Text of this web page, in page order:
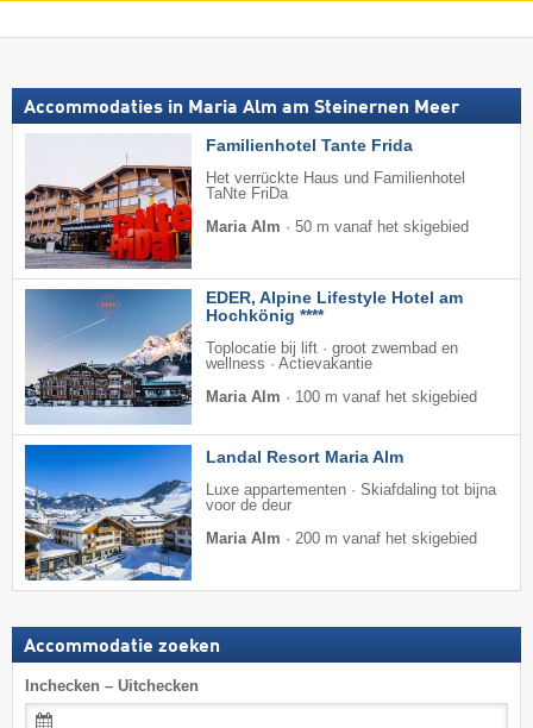
Accommodaties in Maria Alm am Steinernen Meer
Familienhotel Tante Frida
Het verrückte Haus und Familienhotel
TaNte FriDa
Maria Alm · 50 m vanaf het skigebied
EDER, Alpine Lifestyle Hotel am
Hochkönig ****
Toplocatie bij lift · groot zwembad en
wellness · Actievakantie
Maria Alm · 100 m vanaf het skigebied
Landal Resort Maria Alm
Luxe appartementen · Skiafdaling tot bijna
voor de deur
Maria Alm · 200 m vanaf het skigebied
Accommodatie zoeken
Inchecken – Uitchecken